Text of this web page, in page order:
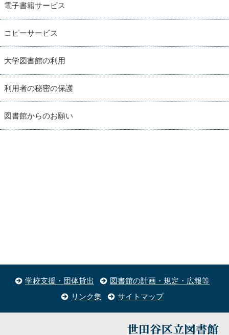
電子書籍サービス
コピーサービス
大学図書館の利用
利用者の秘密の保護
図書館からのお願い
学校支援・団体貸出
図書館の計画・規定・広報等
リンク集
サイトマップ